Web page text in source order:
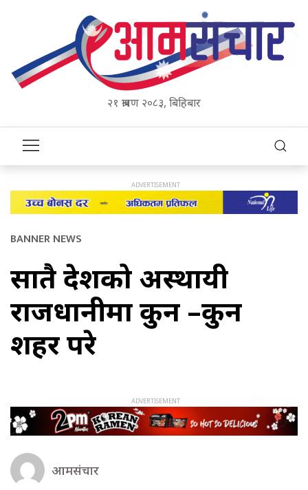
२१ श्रावण २०८३, बिहिबार
BANNER NEWS
सातै प्रदेशको अस्थायी
राजधानीमा कुन –कुन
शहर परे
आमसंचार